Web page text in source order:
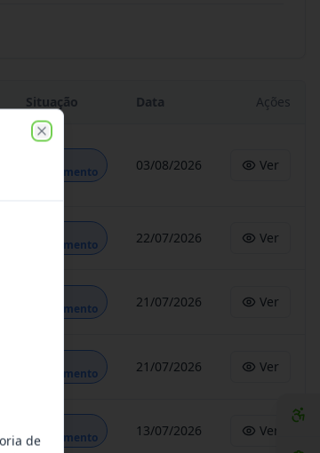
Situação Data Ações
Andamento
03/08/2026 Ver
Andamento
22/07/2026 Ver
Andamento
21/07/2026 Ver
Andamento
21/07/2026 Ver
Andamento
13/07/2026 Ver
de
Close